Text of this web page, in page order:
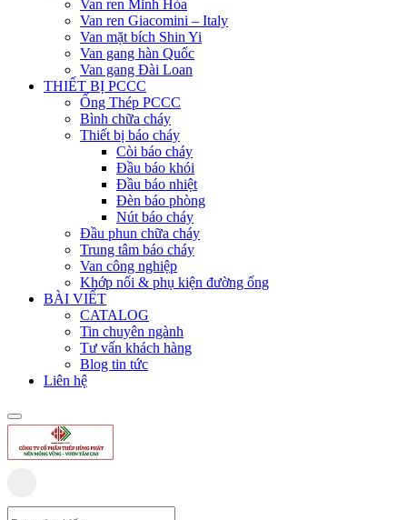
Van ren Minh Hòa
Van ren Giacomini – Italy
Van mặt bích Shin Yi
Van gang hàn Quốc
Van gang Đài Loan
THIẾT BỊ PCCC
Ống Thép PCCC
Bình chữa cháy
Thiết bị báo cháy
Còi báo cháy
Đầu báo khói
Đầu báo nhiệt
Đèn báo phòng
Nút báo cháy
Đầu phun chữa cháy
Trung tâm báo cháy
Van công nghiệp
Khớp nối & phụ kiện đường ống
BÀI VIẾT
CATALOG
Tin chuyên ngành
Tư vấn khách hàng
Blog tin tức
Liên hệ